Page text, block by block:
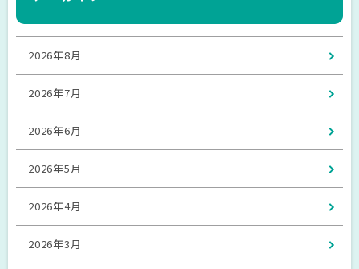
2026年8月
2026年7月
2026年6月
2026年5月
2026年4月
2026年3月